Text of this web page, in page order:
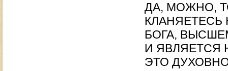
ДА, МОЖНО,
КЛАНЯЕТЕСЬ
БОГА,
И ЯВЛЯЕТСЯ
ЭТО